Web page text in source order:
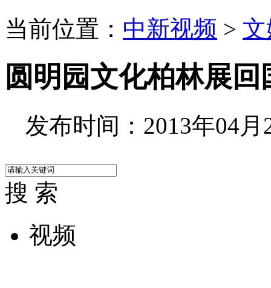
当前位置： 中新视频 >
圆明园文化柏林展
发布时间：2013年04月
搜 索
视频